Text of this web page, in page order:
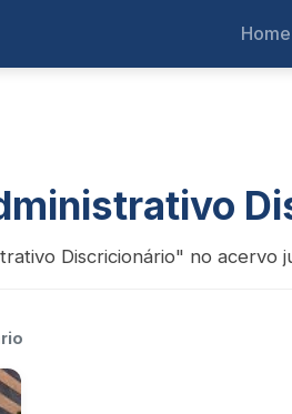
Home
Discricionário" no acervo